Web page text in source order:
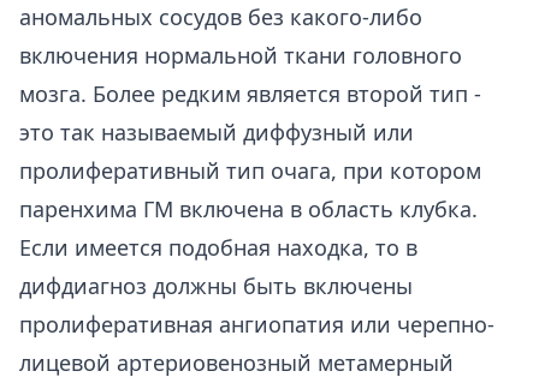
аномальных сосудов без какого-либо
включения нормальной ткани головного
мозга. Более редким является второй тип -
это так называемый диффузный или
пролиферативный тип очага, при котором
паренхима ГМ включена в область клубка.
Если имеется подобная находка, то в
дифдиагноз должны быть включены
пролиферативная ангиопатия или черепно-
лицевой артериовенозный метамерный